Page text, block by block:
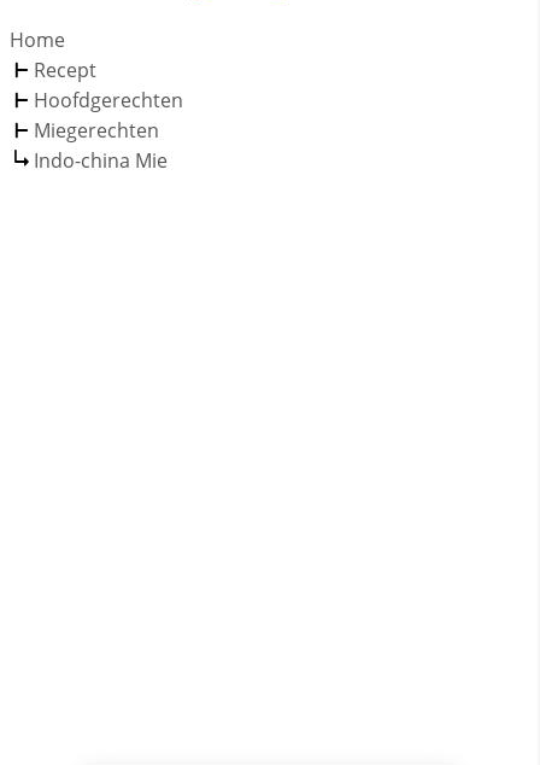
Home
Recept
Hoofdgerechten
Miegerechten
Indo-china Mie